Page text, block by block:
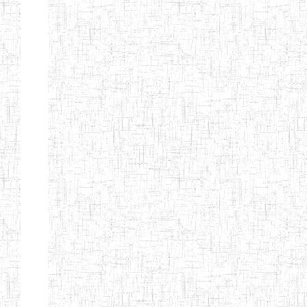
Afficher Page 7 sur 13 Total: 307
Début Préc. 2 3 4 5 6
7
Suivant
Fin
MOKOLO
Etablissements
d'enseignement